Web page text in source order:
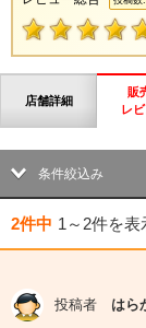
店舗詳細
販
レ
条件絞込み
2件中 1～2件を表
投稿者 はら